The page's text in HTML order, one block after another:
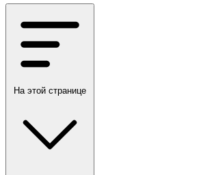
На этой странице